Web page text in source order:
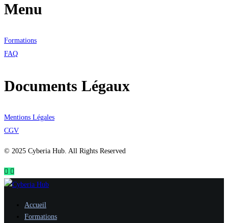
Menu
Formations
FAQ
Documents Légaux
Mentions Légales
CGV
© 2025 Cyberia Hub. All Rights Reserved
Accueil
Formations